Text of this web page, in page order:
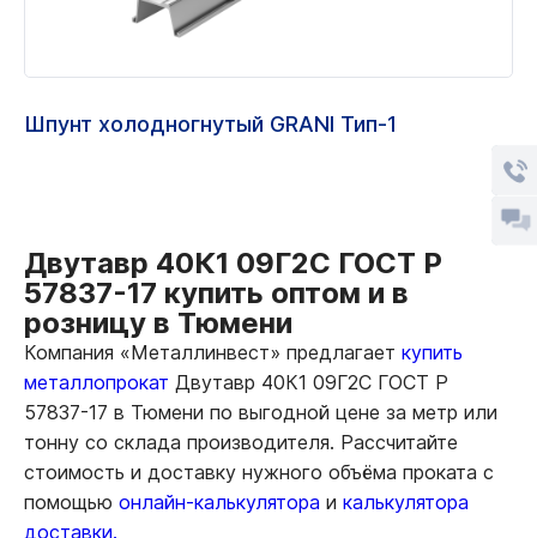
Шпунт холодногнутый GRANI Тип-1
Двутавр 40К1 09Г2С ГОСТ Р
57837-17 купить оптом и в
розницу в Тюмени
Компания «Металлинвест» предлагает купить
металлопрокат Двутавр 40К1 09Г2С ГОСТ Р
57837-17 в Тюмени по выгодной цене за метр или
тонну со склада производителя. Рассчитайте
стоимость и доставку нужного объёма проката с
помощью онлайн-калькулятора и калькулятора
доставки.